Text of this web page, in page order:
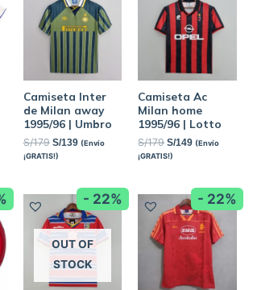
Camiseta Inter
de Milan away
1995/96 | Umbro
S/179 S/139 (Envío
¡GRATIS!)
Camiseta Ac
Milan home
1995/96 | Lotto
S/179 S/149 (Envío
¡GRATIS!)
- 22%
OUT OF
STOCK
- 22%